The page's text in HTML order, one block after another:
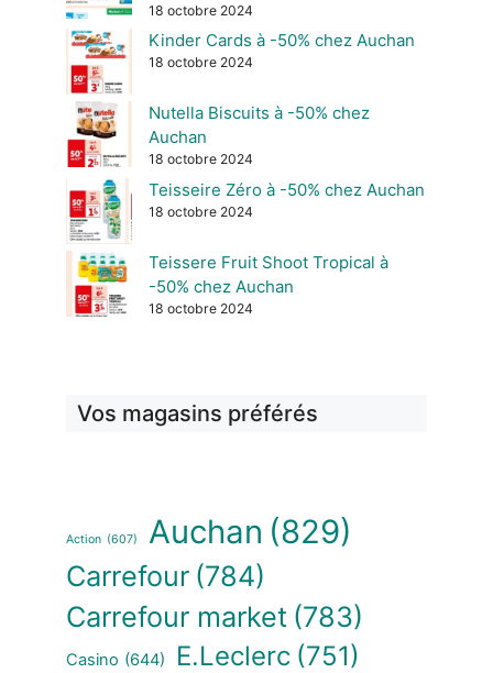
18 octobre 2024
Kinder Cards à -50% chez Auchan
18 octobre 2024
Nutella Biscuits à -50% chez
Auchan
18 octobre 2024
Teisseire Zéro à -50% chez Auchan
18 octobre 2024
Teissere Fruit Shoot Tropical à
-50% chez Auchan
18 octobre 2024
Vos magasins préférés
Action (607) Auchan (829)
Carrefour (784)
Carrefour market (783)
Casino (644) E.Leclerc (751)